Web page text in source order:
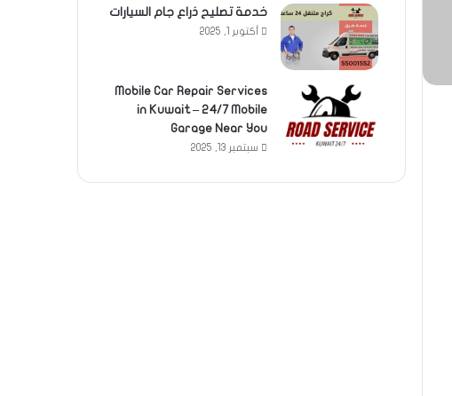
خدمة تصليح ذراع جام السيارات
أكتوبر 1, 2025
Mobile Car Repair Services
in Kuwait – 24/7 Mobile
Garage Near You
سبتمبر 13, 2025